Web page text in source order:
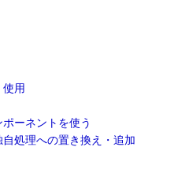
用
ーネントを使う
処理への置き換え・追加